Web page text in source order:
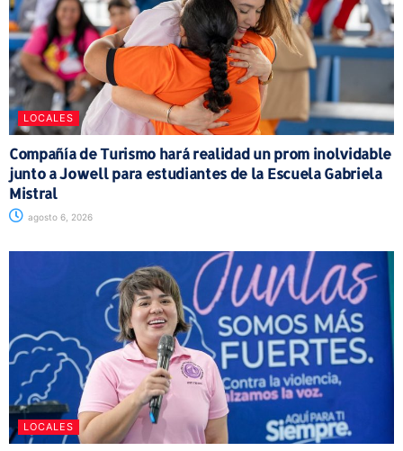
LOCALES
Compañía de Turismo hará realidad un prom inolvidable
junto a Jowell para estudiantes de la Escuela Gabriela
Mistral
agosto 6, 2026
LOCALES